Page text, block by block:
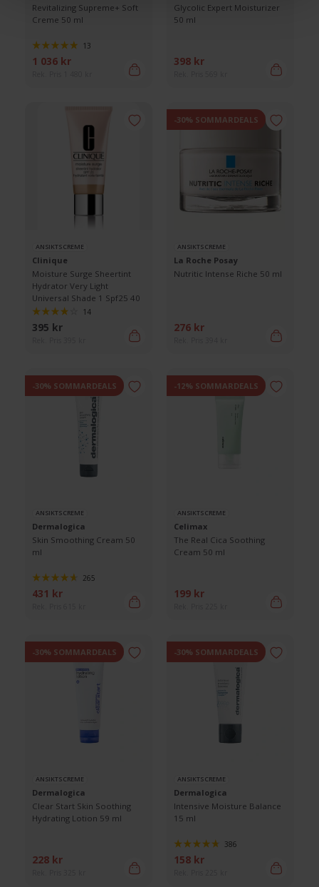
Revitalizing Supreme+ Soft
Creme 50 ml
13
1 036 kr
Glycolic Expert Moisturizer
50 ml
398 kr
ANSIKTSCREME
Clinique
Moisture Surge Sheertint
Hydrator Very Light
Universal Shade 1 Spf25 40
ml
14
395 kr
-30% SOMMARDEALS
ANSIKTSCREME
La Roche Posay
Nutritic Intense Riche 50 ml
276 kr
-30% SOMMARDEALS
ANSIKTSCREME
Dermalogica
Skin Smoothing Cream 50
ml
265
431 kr
-12% SOMMARDEALS
ANSIKTSCREME
Celimax
The Real Cica Soothing
Cream 50 ml
199 kr
-30% SOMMARDEALS
ANSIKTSCREME
Dermalogica
Clear Start Skin Soothing
Hydrating Lotion 59 ml
228 kr
-30% SOMMARDEALS
ANSIKTSCREME
Dermalogica
Intensive Moisture Balance
15 ml
386
158 kr